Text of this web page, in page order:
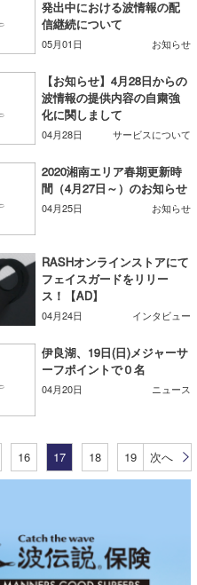
発出中における波情報の配
信継続について
05月01日 お知らせ
【お知らせ】4月28日からの
波情報の提供内容の自粛強
化に関しまして
04月28日 サービスについて
2020湘南エリア春期更新時
間（4月27日～）のお知らせ
04月25日 お知らせ
RASHオンラインストアにて
フェイスガードをリリー
ス！【AD】
04月24日 インタビュー
伊良湖、19日(日)メジャーサ
ーフポイントで０名
04月20日 ニュース
16 17 18 19 次へ